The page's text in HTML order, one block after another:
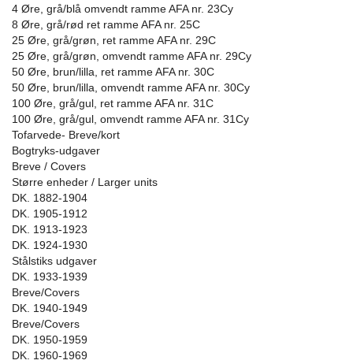
4 Øre, grå/blå omvendt ramme AFA nr. 23Cy
8 Øre, grå/rød ret ramme AFA nr. 25C
25 Øre, grå/grøn, ret ramme AFA nr. 29C
25 Øre, grå/grøn, omvendt ramme AFA nr. 29Cy
50 Øre, brun/lilla, ret ramme AFA nr. 30C
50 Øre, brun/lilla, omvendt ramme AFA nr. 30Cy
100 Øre, grå/gul, ret ramme AFA nr. 31C
100 Øre, grå/gul, omvendt ramme AFA nr. 31Cy
Tofarvede- Breve/kort
Bogtryks-udgaver
Breve / Covers
Større enheder / Larger units
DK. 1882-1904
DK. 1905-1912
DK. 1913-1923
DK. 1924-1930
Stålstiks udgaver
DK. 1933-1939
Breve/Covers
DK. 1940-1949
Breve/Covers
DK. 1950-1959
DK. 1960-1969